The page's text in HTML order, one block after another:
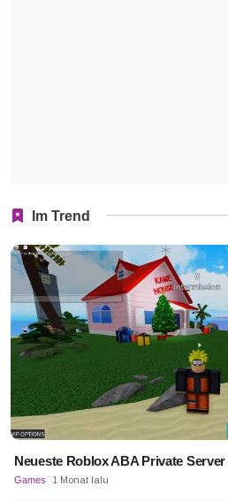
Im Trend
Neueste Roblox ABA Private
Games 1 Monat lalu